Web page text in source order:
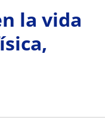
la vida